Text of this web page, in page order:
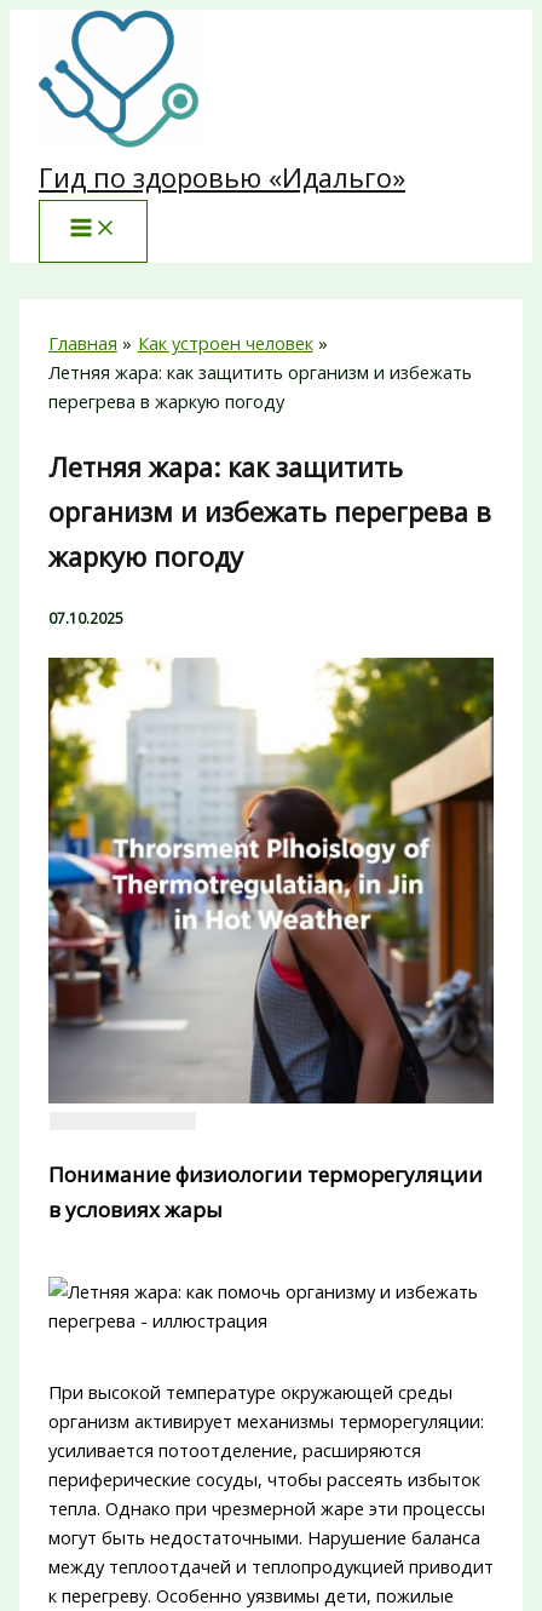
Перейти
содержимому
Гид по здоровью «Идальго»
Главная
Как устроен человек
Летняя жара: как защитить организм и избежать
перегрева в жаркую погоду
Летняя жара: как защитить
организм и избежать перегрева в
жаркую погоду
07.10.2025
Понимание физиологии терморегуляции
в условиях жары
При высокой температуре окружающей среды
организм активирует механизмы терморегуляции:
усиливается потоотделение, расширяются
периферические сосуды, чтобы рассеять избыток
тепла. Однако при чрезмерной жаре эти процессы
могут быть недостаточными. Нарушение баланса
между теплоотдачей и теплопродукцией приводит
к перегреву. Особенно уязвимы дети, пожилые